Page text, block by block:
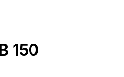
150